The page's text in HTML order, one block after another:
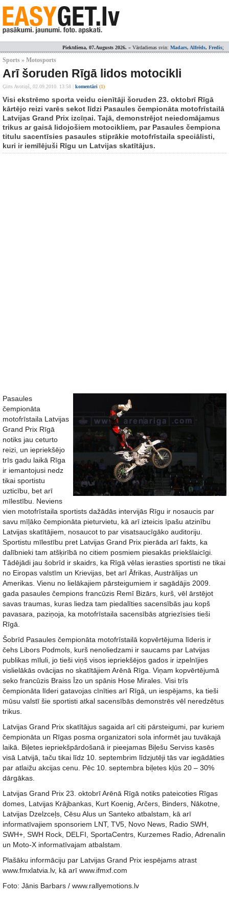
Piektdiena, 07.Augusts 2026. » Vārdadienas svin: Madars, Alfrēds, Fredis;
Sports » Motosports
Arī šoruden Rīgā lidos motocikli
Ģirts Avotiņš, 02.09.2010. 13:58 komentāri (1)
Visi ekstrēmo sporta veidu cienītāji šoruden 23. oktobrī Rīgā
kārtējo reizi varēs sekot līdzi Pasaules čempionāta motofrīstailā
Latvijas Grand Prix izcīņai. Tajā, demonstrējot neiedomājamus
trikus ar gaisā lidojošiem motocikliem, par Pasaules čempiona
titulu sacentīsies pasaules stiprākie motofrīstaila speciālisti,
kuri ir iemīlējuši Rīgu un Latvijas skatītājus.
Pasaules
čempionāta
motofrīstaila Latvijas
Grand Prix Rīgā
notiks jau ceturto
reizi, un iepriekšējo
trīs gadu laikā Rīga
ir iemantojusi nedz
tikai sportistu
uzticību, bet arī
mīlestību. Neviens
vien motofrīstaila sportists dažādās intervijās Rīgu ir nosaucis par
savu mīļāko čempionāta pieturvietu, kā arī izteicis īpašu atzinību
Latvijas skatītājiem, nosaucot to par visatsaucīgāko auditoriju.
Sportistu mīlestību pret Latvijas Grand Prix pierāda arī fakts, ka
dalībnieki tam atšķirībā no citiem posmiem piesakās priekšlaicīgi.
Tādējādi jau šobrīd ir skaidrs, ka Rīgā vēlas ierasties sportisti ne tikai
no Eiropas valstīm un Krievijas, bet arī Āfrikas, Austrālijas un
Amerikas. Vienu no lielākajiem pārsteigumiem ir sagādājis 2009.
gada pasaules čempions francūzis Remī Bizārs, kurš, vēl ārstējot
savas traumas, kuras liedza tam piedalīties sacensībās jau kopš
pavasara, paziņoja, ka motofrīstaila sacensībās atgriezīsies tieši
Rīgā.
Šobrīd Pasaules čempionāta motofrīstailā kopvērtējuma līderis ir
čehs Libors Podmols, kurš nenoliedzami ir saucams par Latvijas
publikas mīluli, jo tieši viņš visos iepriekšējos gados ir izpelnījies
vislielākās ovācijas no skatītājiem Arēnā Rīga. Viņam kopvērtējumā
seko francūzis Braiss Īzo un spānis Hose Mirales. Visi trīs
čempionāta līderi gatavojas cīnīties arī Rīgā, un iespējams, ka tieši
mūsu valstī šie sportisti atkal sacensībās demonstrēs vēl neredzētus
trikus.
Latvijas Grand Prix skatītājus sagaida arī citi pārsteigumi, par kuriem
čempionāta un Rīgas posma organizatori sola informēt jau tuvākajā
laikā. Biļetes iepriekšpārdošanā ir pieejamas Biļešu Serviss kasēs
visā Latvijā, taču tikai līdz 10. septembrim līdzjutēji tās var iegādāties
par atlaižu akcijas cenu. Pēc 10. septembra biļetes kļūs 20 – 30%
dārgākas.
Latvijas Grand Prix 23. oktobrī Arēnā Rīgā notiks pateicoties Rīgas
domes, Latvijas Krājbankas, Kurt Koenig, Arčers, Binders, Nākotne,
Latvijas Dzelzceļs, Cēsu Alus un Santeko atbalstam, kā arī
informatīvajiem sponsoriem LNT, TV5, Novo News, Radio SWH,
SWH+, SWH Rock, DELFI, SportaCentrs, Kurzemes Radio, Adrenalin
un Moto-X informatīvajam atbalstam.
Plašāku informāciju par Latvijas Grand Prix iespējams atrast
www.fmxlatvia.lv, kā arī www.ifmxf.com
Foto: Jānis Barbars / www.rallyemotions.lv